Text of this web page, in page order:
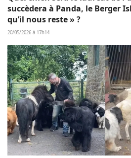
succèdera à Panda, le Berger
qu’il nous reste » ?
20/05/2026 à 17h14